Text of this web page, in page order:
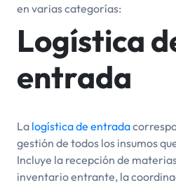
en varias categorías:
Logística
entrada
La logística de entrada
gestión de todos los insumos
Incluye la recepción de
inventario entrante, la